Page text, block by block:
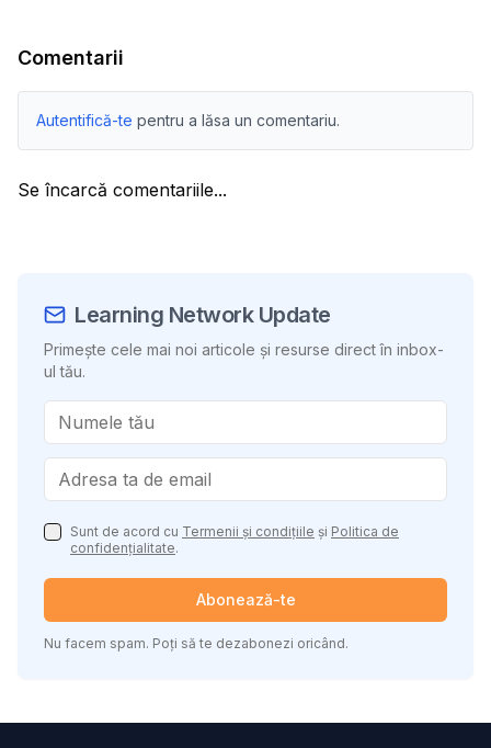
Comentarii
Autentifică-te pentru a lăsa un comentariu.
Se încarcă comentariile...
Learning Network Update
Primește cele mai noi articole și resurse direct în inbox-
ul tău.
Sunt de acord cu Termenii și condițiile și Politica de
confidențialitate.
Abonează-te
Nu facem spam. Poți să te dezabonezi oricând.